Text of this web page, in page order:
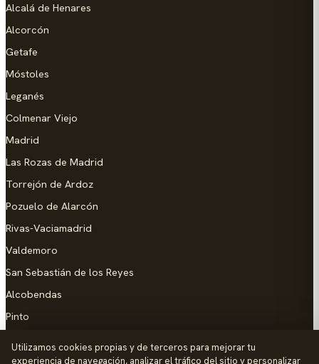
Alcalá de Henares
Alcorcón
Getafe
Móstoles
Leganés
Colmenar Viejo
Madrid
Las Rozas de Madrid
Torrejón de Ardoz
Pozuelo de Alarcón
Rivas-Vaciamadrid
Valdemoro
San Sebastián de los Reyes
Alcobendas
Pinto
Utilizamos cookies propias y de terceros para mejorar tu
experiencia de navegación, analizar el tráfico del sitio y personalizar